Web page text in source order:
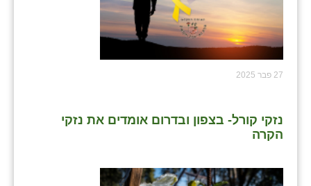
27 פבר 2025
נזקי קורל- בצפון ובדרום אומדים את נזקי
הקרה